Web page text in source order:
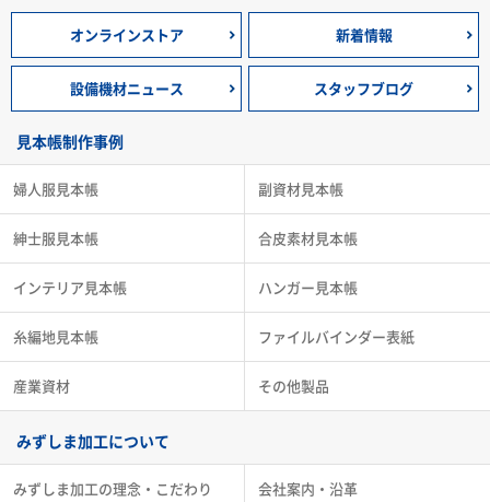
オンラインストア 新着情報
設備機材ニュース スタッフブログ
見本帳制作事例
婦人服見本帳
紳士服見本帳
インテリア見本帳
糸編地見本帳
産業資材
副資材見本帳
合皮素材見本帳
ハンガー見本帳
ファイルバインダー表紙
その他製品
みずしま加工について
みずしま加工の理念・こだわり 会社案内・沿革